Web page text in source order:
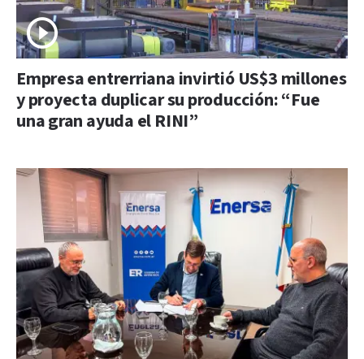
Empresa entrerriana invirtió US$3 millones
y proyecta duplicar su producción: “Fue
una gran ayuda el RINI”